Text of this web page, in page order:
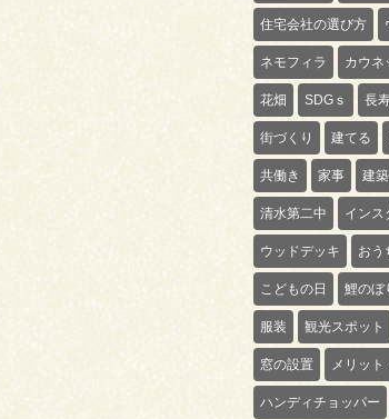
住宅会社の選び方
ネモフィラ カウネ
花畑 SDGｓ 長
街づくり 建てる
共働き 家事 建築
清水第二中 インス
ウッドデッキ おう
こどもの日 鯉のぼ
服装 観光スポット
窓の設置 メリット
ハンディチョッパー